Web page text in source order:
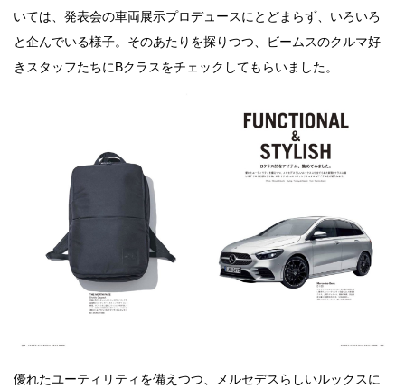
いては、発表会の車両展示プロデュースにとどまらず、いろいろ
と企んでいる様子。そのあたりを探りつつ、ビームスのクルマ好
きスタッフたちにBクラスをチェックしてもらいました。
優れたユーティリティを備えつつ、メルセデスらしいルックスに